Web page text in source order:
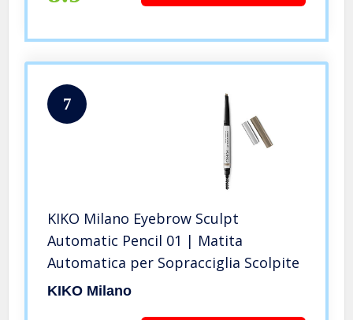
7
KIKO Milano Eyebrow Sculpt
Automatic Pencil 01 | Matita
Automatica per Sopracciglia Scolpite
KIKO Milano